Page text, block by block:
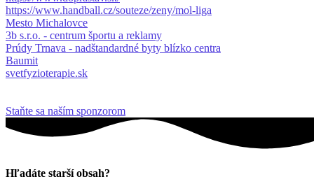
https://www.handball.cz/souteze/zeny/mol-liga
Mesto Michalovce
3b s.r.o. - centrum športu a reklamy
Prúdy Trnava - nadštandardné byty blízko centra
Baumit
svetfyzioterapie.sk
Staňte sa naším sponzorom
Hľadáte starší obsah?